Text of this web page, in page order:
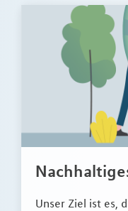
Unser Ziel ist es,